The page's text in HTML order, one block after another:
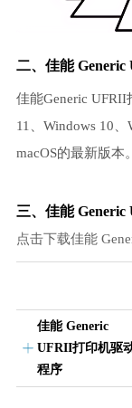
二、佳能
佳能Generic
11、Windows 10
macOS的最新版本。
三、佳能
点击下载佳能
佳能 Generic
UFRII打印机驱
程序